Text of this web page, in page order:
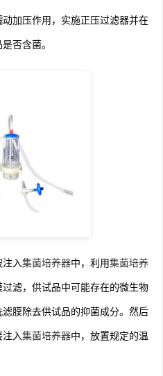
动加压作用，实施正压过滤器并在
否含菌。
入集菌培养器中，利用集菌培养
滤，供试品中可能存在的微生物
膜除去供试品的抑菌成分。然后
入集菌培养器中，放置规定的温